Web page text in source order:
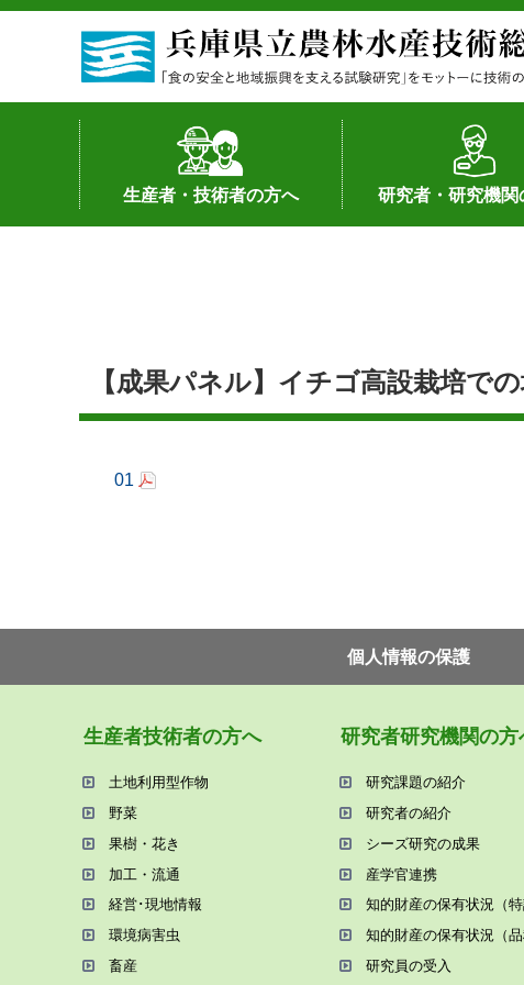
生産者・技術者の方へ
土地利用型作物
野菜
果樹・花き
加工・流通
経営･現地情報
環境病害虫
畜産
森林林業
水産
基幹種雄牛の紹介
研究者・研究機関
研究者の紹介
シーズ研究の成果
産学官連携
知的財産の保有状況
知的財産の保有状況
研究員の受入
研究活動不正行為へ
公的研究資金への対
【成果パネル】イチゴ高設栽培で
01
個⼈情報の保護
⽣産者技術者の⽅へ
⼟地利⽤型作物
野菜
果樹・花き
加⼯・流通
経営･現地情報
環境病害⾍
畜産
研究者研究機関の⽅
研究課題の紹介
研究者の紹介
シーズ研究の成果
産学官連携
知的財産の保有状況（特
知的財産の保有状況（品
研究員の受⼊